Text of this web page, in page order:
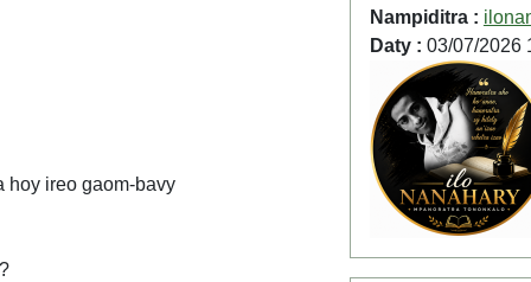
hoy ireo gaom-bavy
Nampiditra :
Daty : 03/07/2026